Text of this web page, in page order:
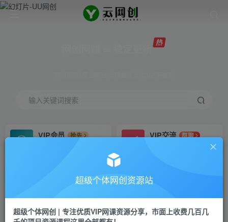
输入关键词搜索
VIP会员
抢先
VIP交流
群聊
研究探讨更多创业项目路子。
会员专属推广链接
招募站长
挂机
项目
APP下载
GO
超级个体网创资源站
超级个体网创 | 专注优质VIP网课资源分享，市面上收费几百几